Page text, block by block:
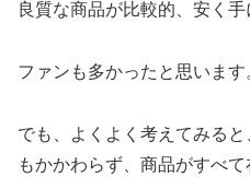
良質な商品が比較的、安く手
ファンも多かったと思います。
でも、よくよく考えてみる
もかかわらず、商品がすべ